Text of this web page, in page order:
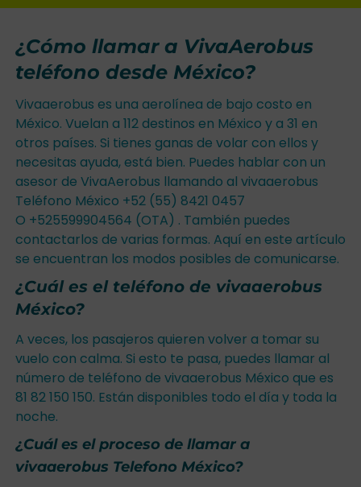
¿Cómo llamar a VivaAerobus
teléfono desde México?
Vivaaerobus es una aerolínea de bajo costo en
México. Vuelan a 112 destinos en México y a 31 en
otros países. Si tienes ganas de volar con ellos y
necesitas ayuda, está bien. Puedes hablar con un
asesor de VivaAerobus llamando al vivaaerobus
Teléfono México +52 (55) 8421 0457
O +525599904564 (OTA) . También puedes
contactarlos de varias formas. Aquí en este artículo
se encuentran los modos posibles de comunicarse.
¿Cuál es el teléfono de vivaaerobus
México?
A veces, los pasajeros quieren volver a tomar su
vuelo con calma. Si esto te pasa, puedes llamar al
número de teléfono de vivaaerobus México que es
81 82 150 150. Están disponibles todo el día y toda la
noche.
¿Cuál es el proceso de llamar a
vivaaerobus Telefono México?